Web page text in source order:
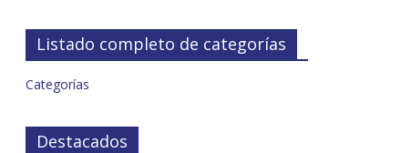
Listado completo de categorías
Categorías
Destacados